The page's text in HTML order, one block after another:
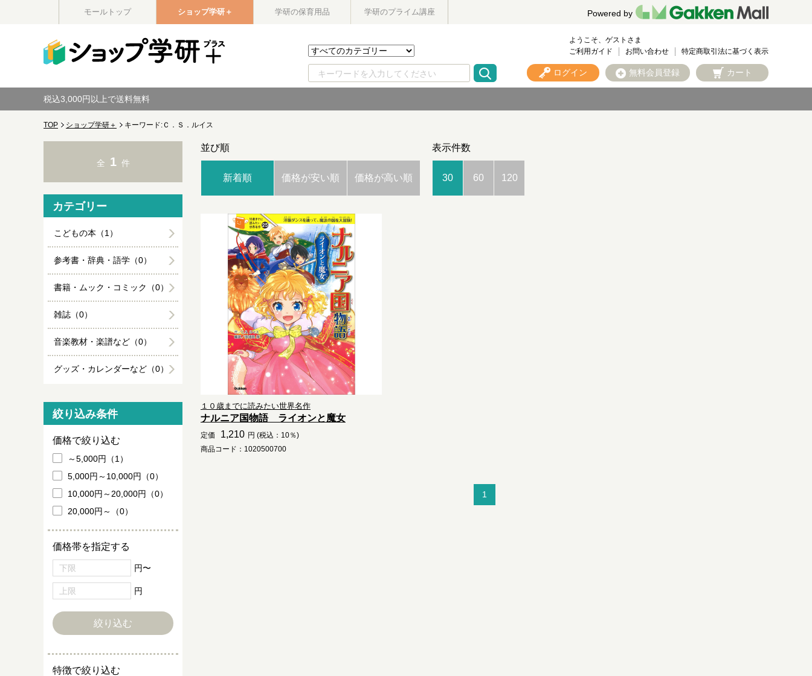
モールトップ ショップ学研＋ 学研の保育用品 学研のプライム講座 Powered by
ようこそ、ゲストさま
ご利用ガイド
お問い合わせ 特定商取引法に基づく表示
ログイン 無料会員登録 カート
税込3,000円以上で送料無料
TOP ショップ学研＋ キーワード:Ｃ．Ｓ．ルイス
並び順
新着順 価格が安い順 価格が高い順
表示件数
30 60 120
１０歳までに読みたい世界名作
ナルニア国物語 ライオンと魔女
定価 1,210 円 (税込：10％)
商品コード：1020500700
1
全 1 件
カテゴリー
こどもの本（1）
参考書・辞典・語学（0）
書籍・ムック・コミック（0）
雑誌（0）
音楽教材・楽譜など（0）
グッズ・カレンダーなど（0）
絞り込み条件
価格で絞り込む
～5,000円（1）
5,000円～10,000円（0）
10,000円～20,000円（0）
20,000円～（0）
価格帯を指定する
円〜
円
特徴で絞り込む